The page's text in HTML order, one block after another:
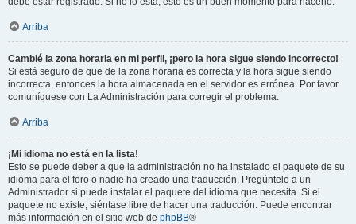
Arriba
Cambié la zona horaria en mi perfil, ¡pero la hora sigue siendo incorrecto!
Si está seguro de que de la zona horaria es correcta y la hora sigue siendo
incorrecta, entonces la hora almacenada en el servidor es errónea. Por favor
comuníquese con La Administración para corregir el problema.
Arriba
¡Mi idioma no está en la lista!
Esto se puede deber a que la administración no ha instalado el paquete de su
idioma para el foro o nadie ha creado una traducción. Pregúntele a un
Administrador si puede instalar el paquete del idioma que necesita. Si el
paquete no existe, siéntase libre de hacer una traducción. Puede encontrar
más información en el sitio web de phpBB®